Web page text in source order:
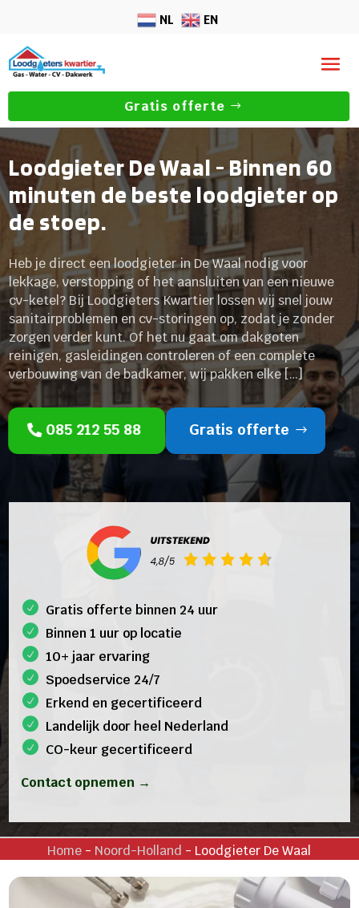
NL EN
Gratis offerte
Loodgieter De Waal - Binnen 60
minuten de beste loodgieter op
de stoep.
Heb je direct een loodgieter in De Waal nodig voor
lekkage, verstopping of het aansluiten van een nieuwe
cv-ketel? Bij Loodgieters Kwartier lossen wij snel jouw
sanitairproblemen en cv-storingen op, zodat je zonder
zorgen verder kunt. Of het nu gaat om dakgoten
reinigen, gasleidingen controleren of een complete
verbouwing van de badkamer, wij pakken elke […]
085 212 55 88 Gratis offerte
Gratis offerte binnen 24 uur
Binnen 1 uur op locatie
10+ jaar ervaring
Spoedservice 24/7
Erkend en gecertificeerd
Landelijk door heel Nederland
CO-keur gecertificeerd
Contact opnemen →
Home - Noord-Holland - Loodgieter De Waal